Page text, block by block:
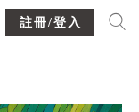
註冊/登入